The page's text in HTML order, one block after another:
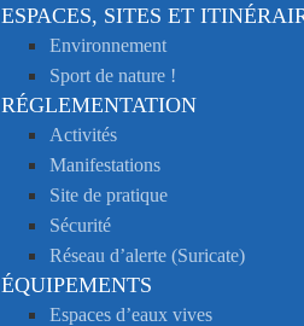
ESPACES, SITES ET
Environnement
Sport de nature !
RÉGLEMENTATION
Activités
Manifestations
Site de pratique
Sécurité
Réseau d’alerte (Suricate)
ÉQUIPEMENTS
Espaces d’eaux vives